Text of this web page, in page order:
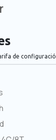
de configuració